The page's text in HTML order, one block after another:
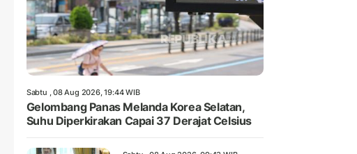
Sabtu , 08 Aug 2026, 19:44 WIB
Gelombang Panas Melanda Korea Selatan,
Suhu Diperkirakan Capai 37 Derajat Celsius